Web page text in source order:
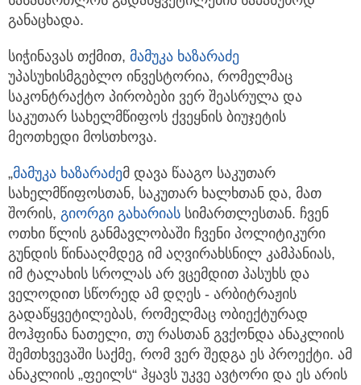
განაცხადა.
სიჭინავას თქმით, მამუკა ხაზარაძე
უპასუხისმგებლო ინვესტორია, რომელმაც
საკონტრაქტო პირობები ვერ შეასრულა და
საკუთარ სახელმწიფოს ქვეყნის ბიუჯეტის
მეოთხედი მოსთხოვა.
„მამუკა ხაზარაძემ დავა წააგო საკუთარ
სახელმწიფოსთან, საკუთარ ხალხთან და, მათ
შორის, გიორგი გახარიას სიმართლესთან. ჩვენ
ოთხი წლის განმავლობაში ჩვენი პოლიტიკური
გუნდის წინააღმდეგ იმ აღვირახსნილ კამპანიას,
იმ ტალახის სროლას არ ვცემდით პასუხს და
ველოდით სწორედ ამ დღეს - არბიტრაჟის
გადაწყვეტილებას, რომელმაც ობიექტურად
მოჰფინა ნათელი, თუ რასთან გვქონდა ანაკლიის
შემთხვევაში საქმე, რომ ვერ შედგა ეს პროექტი. ამ
ანაკლიის „ფეილს“ ჰყავს უკვე ავტორი და ეს არის